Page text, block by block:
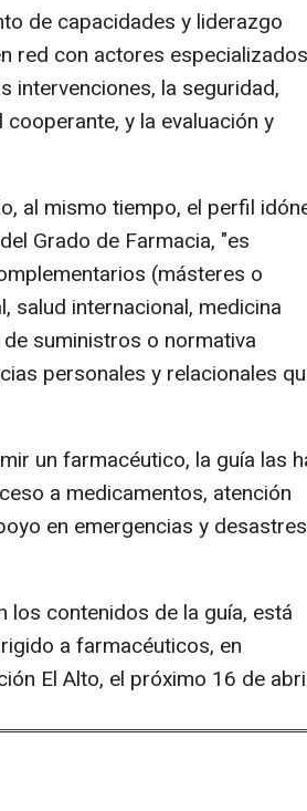
de capacidades y liderazgo
red con actores
intervenciones, la seguridad,
y la evaluación y
al mismo tiempo, el perfil
Grado de Farmacia, "es
(másteres o
salud internacional, medicina
suministros o normativa
personales y relacionales
un farmacéutico, la guía las
a medicamentos, atención
en emergencias y
contenidos de la guía, está
a farmacéuticos, en
El Alto, el próximo 16 de